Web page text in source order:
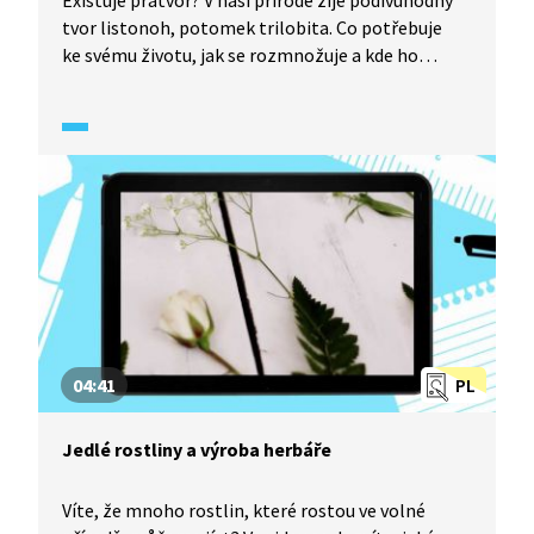
tvor listonoh, potomek trilobita. Co potřebuje
ke svému životu, jak se rozmnožuje a kde ho
PL
04:41
Jedlé rostliny a výroba herbáře
Víte, že mnoho rostlin, které rostou ve volné